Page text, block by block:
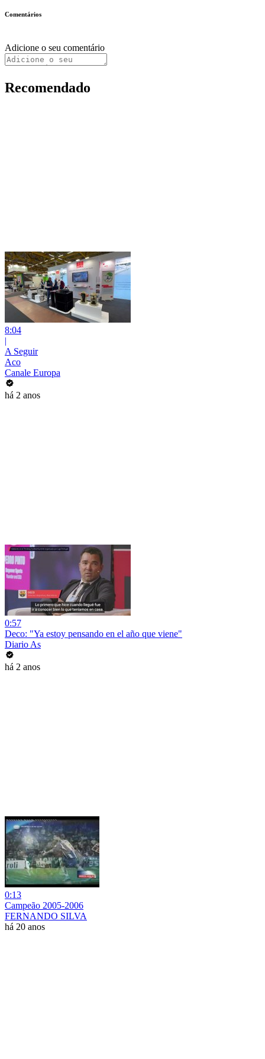
Comentários
Adicione o seu comentário
Recomendado
8:04
|
A Seguir
Aco
Canale Europa
há 2 anos
0:57
Deco: "Ya estoy pensando en el año que viene"
Diario As
há 2 anos
0:13
Campeão 2005-2006
FERNANDO SILVA
há 20 anos